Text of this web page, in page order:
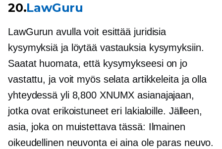
20.LawGuru
LawGurun avulla voit esittää juridisia
kysymyksiä ja löytää vastauksia kysymyksiin.
Saatat huomata, että kysymykseesi on jo
vastattu, ja voit myös selata artikkeleita ja olla
yhteydessä yli 8,800 XNUMX asianajajaan,
jotka ovat erikoistuneet eri lakialoille. Jälleen,
asia, joka on muistettava tässä: Ilmainen
oikeudellinen neuvonta ei aina ole paras neuvo.